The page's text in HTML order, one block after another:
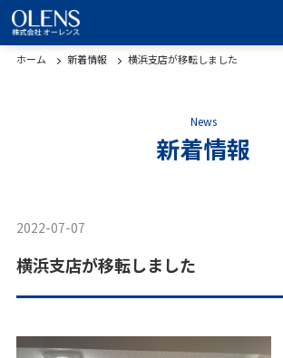
ホーム 新着情報 横浜支店が移転しました
News
新着情報
2022-07-07
横浜支店が移転しました